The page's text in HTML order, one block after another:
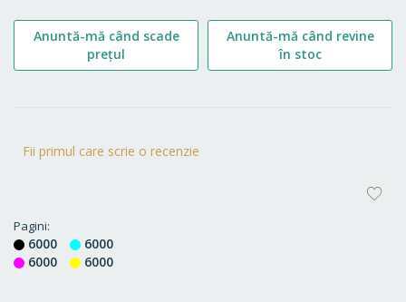
Fii primul care scrie o recenzie
Pagini
6000
6000
6000
6000
Anuntă-mă când scade
prețul
Anuntă-mă când revine
în stoc